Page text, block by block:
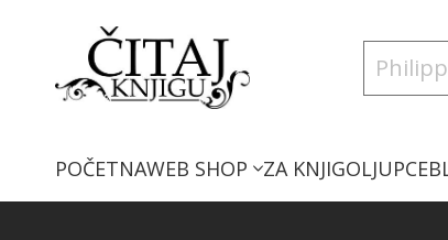
POČETNAWEB SHOP ZA KNJIGOLJUPCE